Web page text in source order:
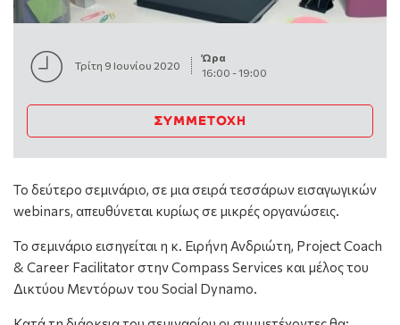
Τρίτη 9 Ιουνίου 2020
Ώρα
16:00 -19:00
ΣΥΜΜΕΤΟΧΉ
To δεύτερο σεμινάριο, σε μια σειρά τεσσάρων εισαγωγικών
webinars, απευθύνεται κυρίως σε μικρές οργανώσεις.
Το σεμινάριο εισηγείται η κ. Ειρήνη Ανδριώτη, Project Coach
& Career Facilitator στην Compass Services και μέλος του
Δικτύου Μεντόρων του Social Dynamo.